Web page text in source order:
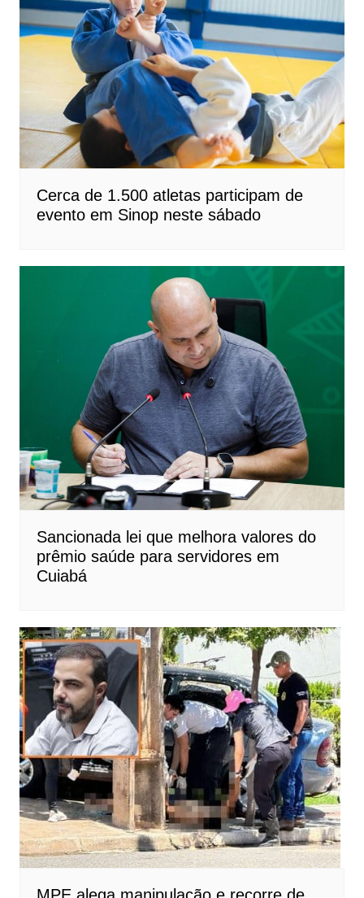
Cerca de 1.500 atletas participam de
evento em Sinop neste sábado
Sancionada lei que melhora valores do
prêmio saúde para servidores em
Cuiabá